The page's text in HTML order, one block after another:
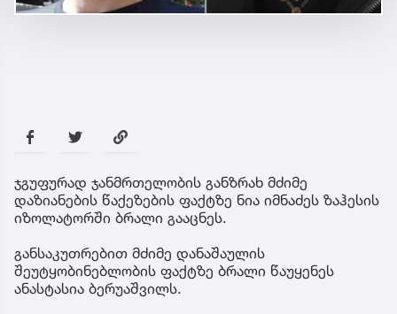
ჯგუფურად ჯანმრთელობის განზრახ მძიმე
დაზიანების წაქეზების ფაქტზე ნია იმნაძეს ზაჰესის
იზოლატორში ბრალი გააცნეს.
განსაკუთრებით მძიმე დანაშაულის
შეუტყობინებლობის ფაქტზე ბრალი წაუყენეს
ანასტასია ბერუაშვილს.